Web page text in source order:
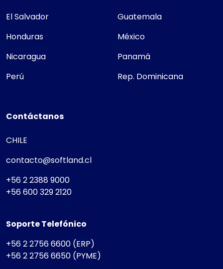
El Salvador
Guatemala
Honduras
México
Nicaragua
Panamá
Perú
Rep. Dominicana
Contáctanos
CHILE
contacto@softland.cl
+56 2 2388 9000
+56 600 329 2120
Soporte Telefónico
+56 2 2756 6600 (ERP)
+56 2 2756 6650 (PYME)